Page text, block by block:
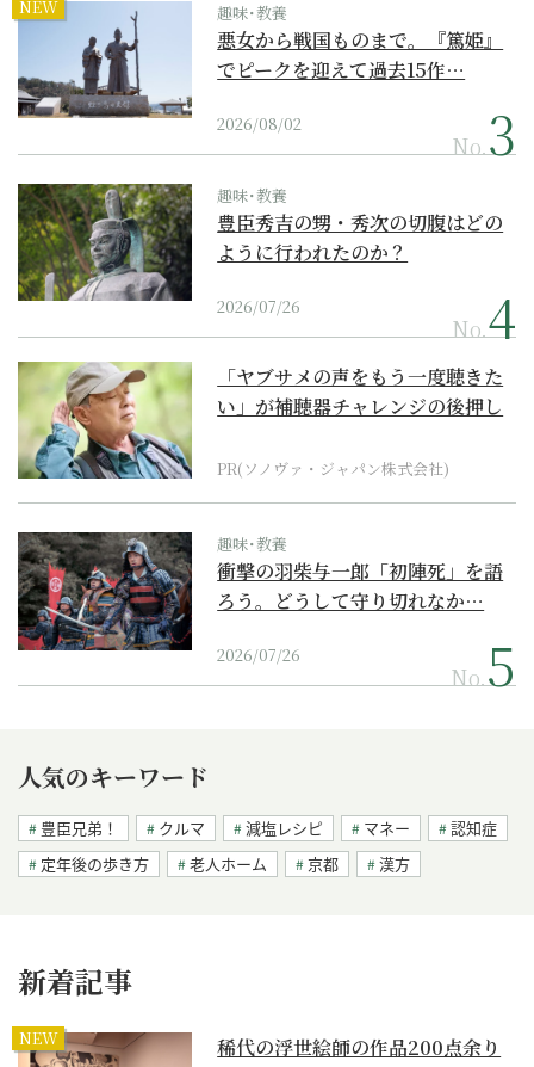
NEW 趣味･教養
悪女から戦国ものまで。『篤姫』
でピークを迎えて過去15作…
2026/08/02
No.
趣味･教養
豊臣秀吉の甥・秀次の切腹はどの
ように行われたのか？
2026/07/26
No.
「ヤブサメの声をもう一度聴きた
い」が補聴器チャレンジの後押し
PR(ソノヴァ・ジャパン株式会社)
趣味･教養
衝撃の羽柴与一郎「初陣死」を語
ろう。どうして守り切れなか…
2026/07/26
No.
人気のキーワード
豊臣兄弟！ クルマ 減塩レシピ マネー
認知症
定年後の歩き方
老人ホーム 京都 漢方
新着記事
NEW
稀代の浮世絵師の作品200点余り